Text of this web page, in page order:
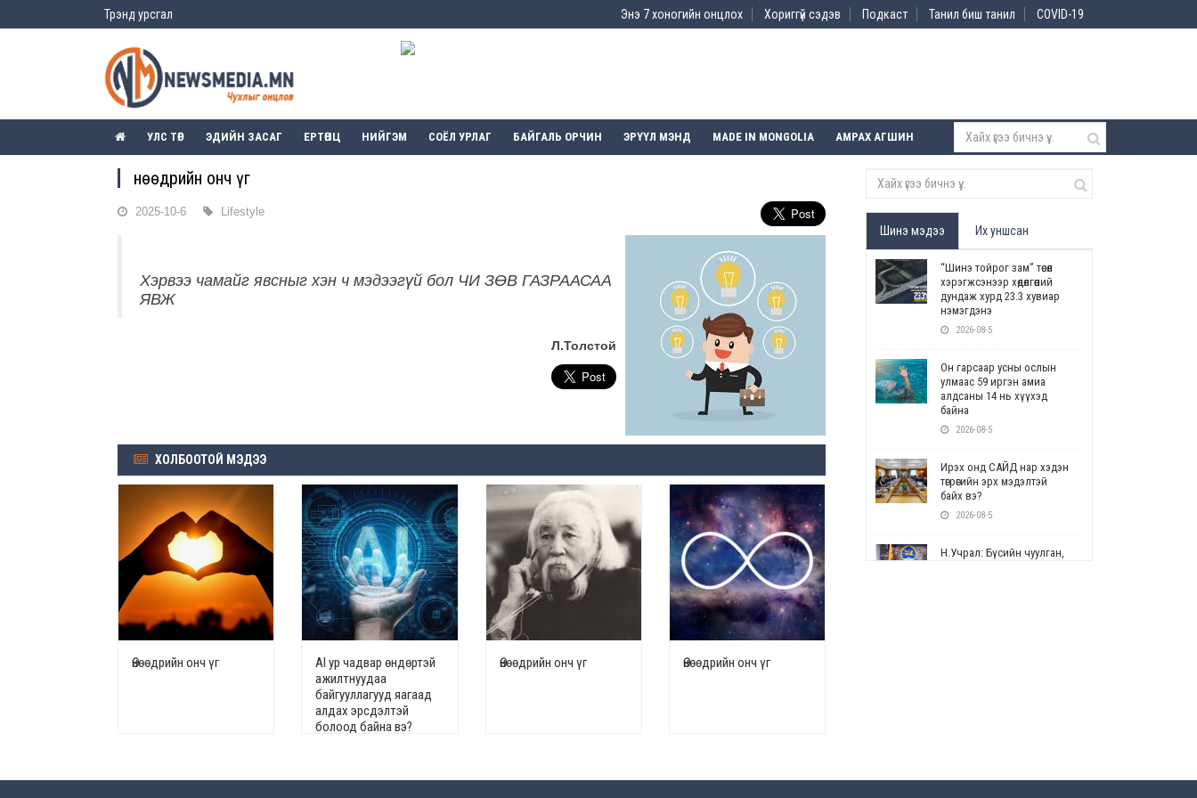
Трэнд урсгал Энэ 7 хоногийн онцлох Хориггүй сэдэв Подкаст Танил биш танил COVID-19
УЛС ТӨР ЭДИЙН ЗАСАГ ЕРТӨНЦ НИЙГЭМ СОЁЛ УРЛАГ БАЙГАЛЬ ОРЧИН ЭРҮҮЛ МЭНД MADE IN MONGOLIA АМРАХ АГШИН
Өнөөдрийн онч үг
2025-10-6 Lifestyle
Хэрвээ чамайг явсныг хэн ч мэдээгүй бол ЧИ ЗӨВ ГАЗРААСАА
ЯВЖ
Л.Толстой
ХОЛБООТОЙ МЭДЭЭ
Өнөөдрийн онч үг
AI ур чадвар өндөртэй
ажилтнуудаа
байгууллагууд яагаад
алдах эрсдэлтэй
болоод байна вэ?
Өнөөдрийн онч үг Өнөөдрийн онч үг
Шинэ мэдээ Их уншсан
“Шинэ тойрог зам” төсөл
хэрэгжсэнээр хөдөлгөөний
дундаж хурд 23.3 хувиар
нэмэгдэнэ
2026-08-5
Он гарсаар усны ослын
улмаас 59 иргэн амиа
алдсаны 14 нь хүүхэд
байна
2026-08-5
Ирэх онд САЙД нар хэдэн
төгрөгийн эрх мэдэлтэй
байх вэ?
2026-08-5
Н.Учрал: Бүсийн чуулган,